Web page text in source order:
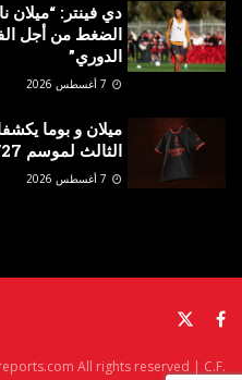
دي فينتر: “ميلان
الضغط من أجل
الدوري”
ميلان و بوما
الثالث لموسم 2026/27
All rights reserved | C.F.